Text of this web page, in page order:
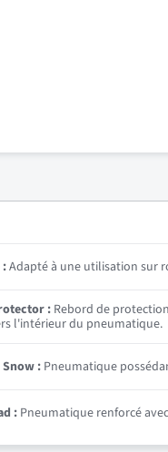
:Adapté à une utilisation sur
: Rebord de
l'intérieur du pneumatique.
: Pneumatique
:Pneumatique renforcé